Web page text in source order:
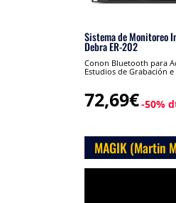
Sistema de Monitoreo
Debra ER-202
Conon Bluetooth para
Estudios de Grabación e
72,69€-50%
MAGIK (Martin